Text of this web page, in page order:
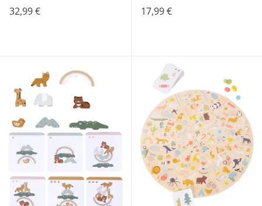
32,99 € 17,99 €